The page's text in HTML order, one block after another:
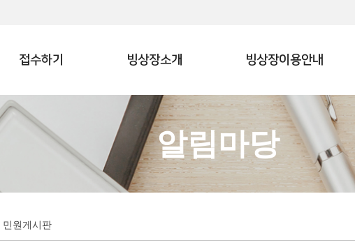
접수하기 빙상장소개 빙상장이용안내
알림마당
민원게시판